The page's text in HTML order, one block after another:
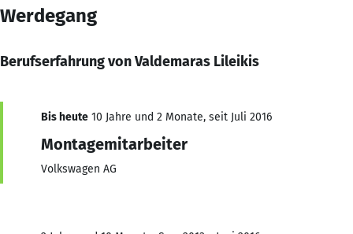
Werdegang
Berufserfahrung von Valdemaras Lileikis
Bis heute 10 Jahre und 2 Monate, seit Juli 2016
Montagemitarbeiter
Volkswagen AG